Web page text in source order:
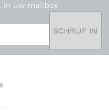
in uw mailbox